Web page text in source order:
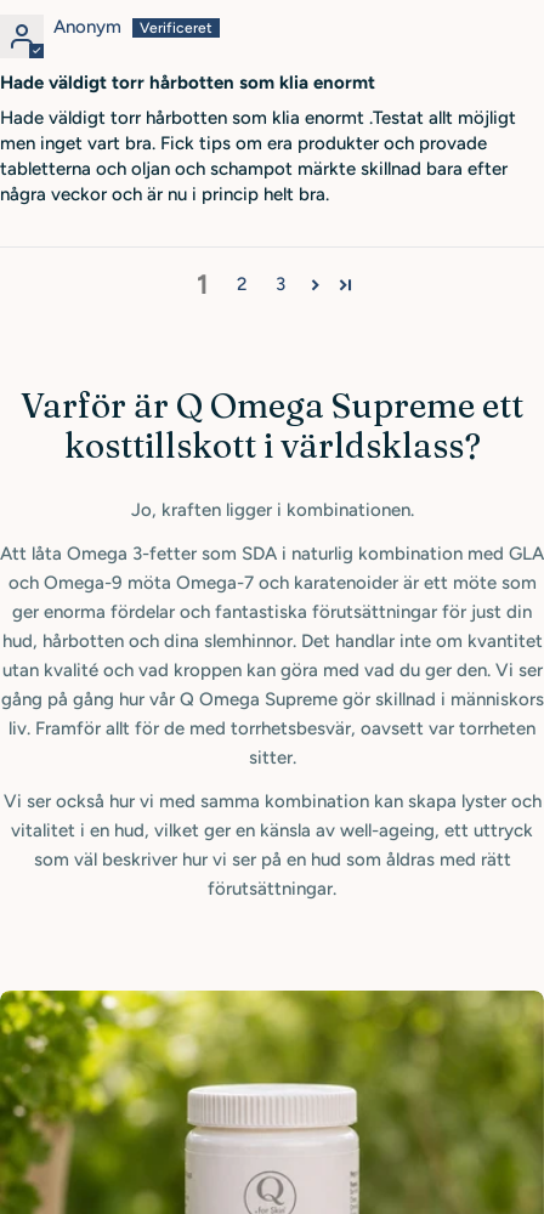
Anonym
Hade väldigt torr hårbotten som klia enormt
Hade väldigt torr hårbotten som klia enormt .Testat allt möjligt
men inget vart bra. Fick tips om era produkter och provade
tabletterna och oljan och schampot märkte skillnad bara efter
några veckor och är nu i princip helt bra.
1 2 3
Varför är Q Omega Supreme ett
kosttillskott i världsklass?
Jo, kraften ligger i kombinationen.
Att låta Omega 3-fetter som SDA i naturlig kombination med GLA
och Omega-9 möta Omega-7 och karatenoider är ett möte som
ger enorma fördelar och fantastiska förutsättningar för just din
hud, hårbotten och dina slemhinnor. Det handlar inte om kvantitet
utan kvalité och vad kroppen kan göra med vad du ger den. Vi ser
gång på gång hur vår Q Omega Supreme gör skillnad i människors
liv. Framför allt för de med torrhetsbesvär, oavsett var torrheten
sitter.
Vi ser också hur vi med samma kombination kan skapa lyster och
vitalitet i en hud, vilket ger en känsla av well-ageing, ett uttryck
som väl beskriver hur vi ser på en hud som åldras med rätt
förutsättningar.